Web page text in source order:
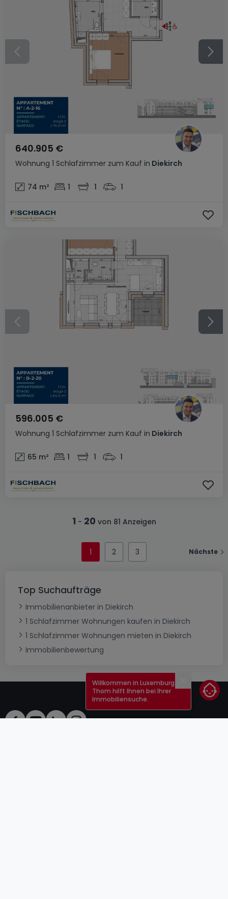
Wohnung 1 Schlafzimmer zum Kauf in Diekirch
640.905 €
74 m² 1 1 1
Wohnung 1 Schlafzimmer zum Kauf in Diekirch
596.005 €
65 m² 1 1 1
1 - 20 von 81 Anzeigen
1 2 3 Nächste
Top Suchaufträge
Immobilienanbieter in Diekirch
1 Schlafzimmer Wohnungen kaufen in Diekirch
1 Schlafzimmer Wohnungen mieten in Diekirch
Immobilienbewertung
Schließen
Willkommen in Luxemburg!
Thom hilft Ihnen bei Ihrer
Immobiliensuche.